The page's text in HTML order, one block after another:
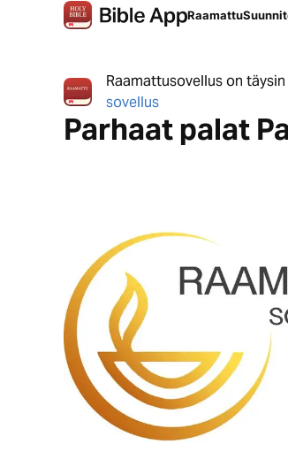
Raamattu
Raamattusovellus on
sovellus
Parhaat palat